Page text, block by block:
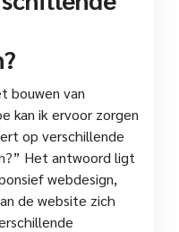
bouwen van
kan ik ervoor zorgen
op verschillende
Het antwoord ligt
webdesign,
de website zich